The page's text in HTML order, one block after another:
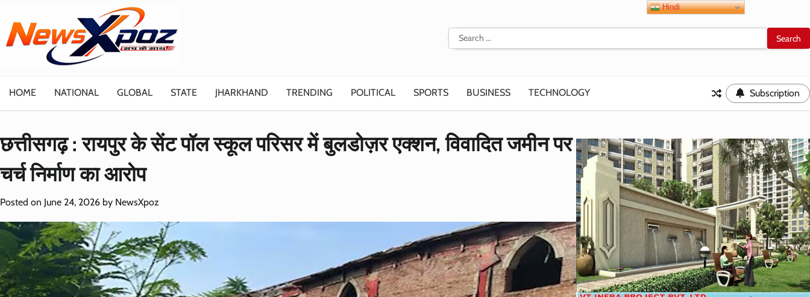
content
Search
for:
HOME NATIONAL GLOBAL STATE JHARKHAND TRENDING POLITICAL SPORTS BUSINESS TECHNOLOGY Subscription
छत्तीसगढ़ : रायपुर के सेंट पॉल स्कूल परिसर में बुलडोज़र एक्शन, विवादित जमीन पर
चर्च निर्माण का आरोप
Posted on June 24, 2026 by NewsXpoz
Hindi